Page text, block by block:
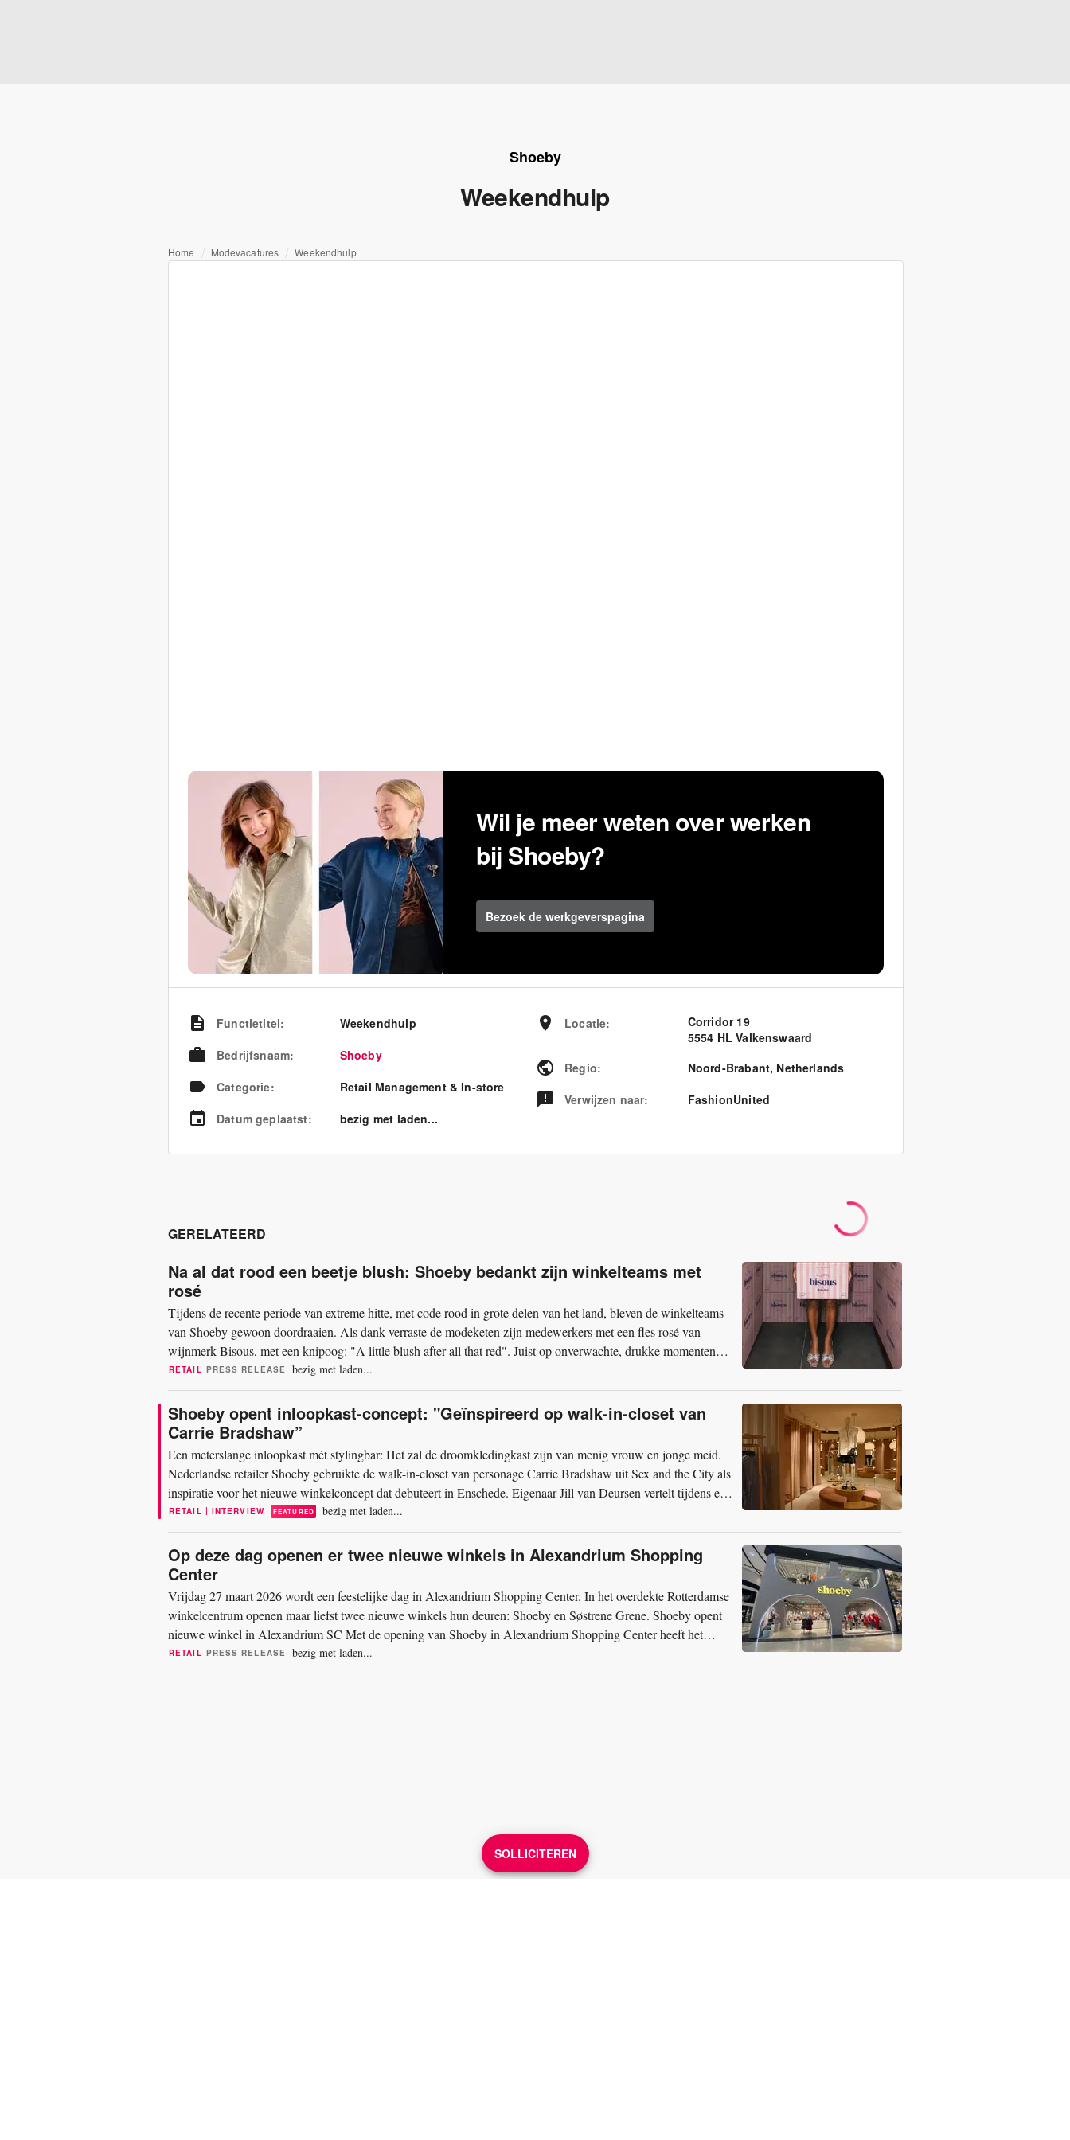
Shoeby
Weekendhulp
Home Modevacatures Weekendhulp
SOLLICITEREN
Wil je meer weten over werken
bij Shoeby?
Bezoek de werkgeverspagina
Functietitel:
Weekendhulp
Bedrijfsnaam:
Shoeby
Categorie:
Retail Management & In-store
Datum geplaatst: bezig met laden...
Locatie:
Corridor 19
5554 HL Valkenswaard
Regio: Noord-Brabant, Netherlands
Verwijzen naar: FashionUnited
GERELATEERD
Na al dat rood een beetje blush: Shoeby bedankt zijn winkelteams met
rosé
Tijdens de recente periode van extreme hitte, met code rood in grote delen van het land, bleven de winkelteams
van Shoeby gewoon doordraaien. Als dank verraste de modeketen zijn medewerkers met een fles rosé van
wijnmerk Bisous, met een knipoog: "A little blush after all that red". Juist op onverwachte, drukke momenten
laat een team zien hoe...
RETAIL PRESS RELEASE bezig met laden...
Shoeby opent inloopkast-concept: "Geïnspireerd op walk-in-closet van
Carrie Bradshaw”
Een meterslange inloopkast mét stylingbar: Het zal de droomkledingkast zijn van menig vrouw en jonge meid.
Nederlandse retailer Shoeby gebruikte de walk-in-closet van personage Carrie Bradshaw uit Sex and the City als
inspiratie voor het nieuwe winkelconcept dat debuteert in Enschede. Eigenaar Jill van Deursen vertelt tijdens een
telefoongesprek...
RETAIL | INTERVIEW FEATURED bezig met laden...
Op deze dag openen er twee nieuwe winkels in Alexandrium Shopping
Center
Vrijdag 27 maart 2026 wordt een feestelijke dag in Alexandrium Shopping Center. In het overdekte Rotterdamse
winkelcentrum openen maar liefst twee nieuwe winkels hun deuren: Shoeby en Søstrene Grene. Shoeby opent
nieuwe winkel in Alexandrium SC Met de opening van Shoeby in Alexandrium Shopping Center heeft het
modemerk weer een winkel in...
RETAIL PRESS RELEASE bezig met laden...